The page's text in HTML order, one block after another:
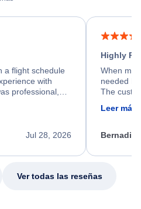
a flight schedule
with
professional,
the
solution and
Jul 28, 2026
Highly
When my
needed
The
calm,
my issue.
Leer más
Ver todas las reseñas